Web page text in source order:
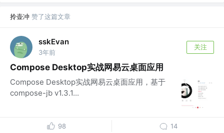
拎壶冲 赞了这篇文章
sskEvan
3年前
关注
Compose Desktop实战网易云桌面应用
Compose Desktop实战网易云桌面应用，基于
compose-jb v1.3.1...
98 14